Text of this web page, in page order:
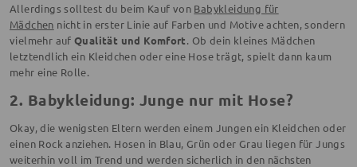
Allerdings solltest du beim Kauf von Babykleidung für
Mädchen nicht in erster Linie auf Farben und Motive achten, sondern
vielmehr aufQualität und Komfort. Ob dein kleines Mädchen
letztendlich ein Kleidchen oder eine Hose trägt, spielt dann kaum
mehr eine Rolle.
2. Babykleidung: Junge nur mit Hose?
Okay, die wenigsten Eltern werden einem Jungen ein Kleidchen oder
einen Rock anziehen. Hosen in Blau, Grün oder Grau liegen für Jungs
weiterhin voll im Trend und werden sicherlich in den nächsten